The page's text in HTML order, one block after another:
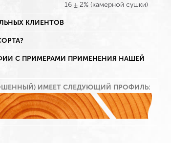
16 ± 2% (камерной сушки)
КЛИЕНТОВ
С ПРИМЕРАМИ ПРИМЕНЕНИЯ НАШЕЙ
ИМЕЕТ СЛЕДУЮЩИЙ ПРОФИЛЬ: